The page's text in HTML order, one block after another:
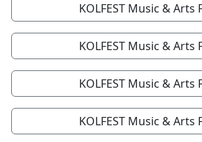
KOLFEST Music & Arts
KOLFEST Music & Arts
KOLFEST Music & Arts
KOLFEST Music & Arts